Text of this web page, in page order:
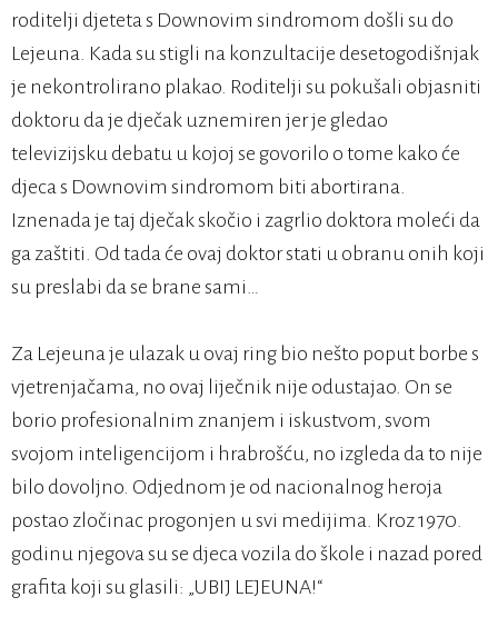
roditelji djeteta s Downovim sindromom došli su do
Lejeuna. Kada su stigli na konzultacije desetogodišnjak
je nekontrolirano plakao. Roditelji su pokušali objasniti
doktoru da je dječak uznemiren jer je gledao
televizijsku debatu u kojoj se govorilo o tome kako će
djeca s Downovim sindromom biti abortirana.
Iznenada je taj dječak skočio i zagrlio doktora moleći da
ga zaštiti. Od tada će ovaj doktor stati u obranu onih koji
su preslabi da se brane sami…
Za Lejeuna je ulazak u ovaj ring bio nešto poput borbe s
vjetrenjačama, no ovaj liječnik nije odustajao. On se
borio profesionalnim znanjem i iskustvom, svom
svojom inteligencijom i hrabrošću, no izgleda da to nije
bilo dovoljno. Odjednom je od nacionalnog heroja
postao zločinac progonjen u svi medijima. Kroz 1970.
godinu njegova su se djeca vozila do škole i nazad pored
grafita koji su glasili: „UBIJ LEJEUNA!“